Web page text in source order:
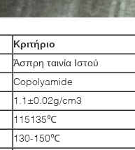
Κριτήριο
Άσπρη ταινία Ιστού
Copolyamide
1.1±0.02g/cm3
115135℃
130-150℃